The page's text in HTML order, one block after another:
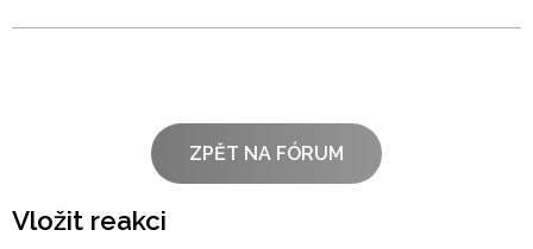
ZPĚT NA FÓRUM
Vložit reakci